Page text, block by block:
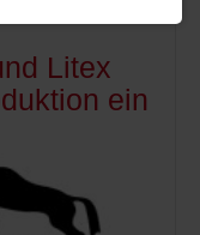
Litex
ein